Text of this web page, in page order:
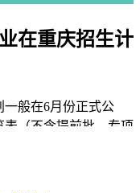
在重庆招生计
般在6月份正式公
表（不含提前批、专项
生趋势的参考依据。